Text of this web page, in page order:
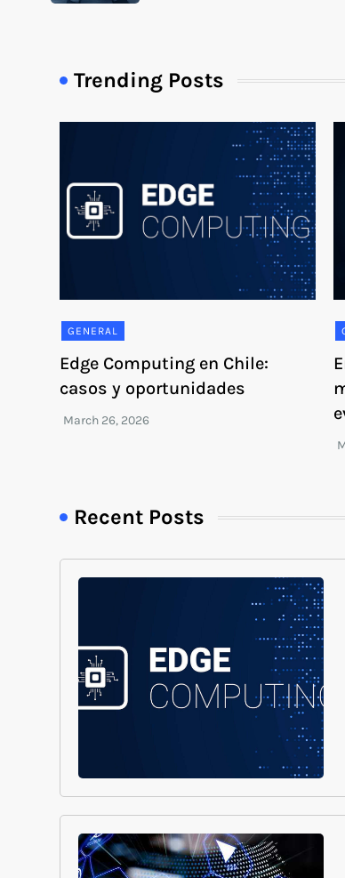
Trending Posts
GENERAL
Edge Computing en Chile:
casos y oportunidades
Recent Posts